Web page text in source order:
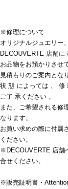
※修理について
オリジナルジュエリー
DECOUVERTE 店舗に
お品物をお預かりさせ
見積もりのご案内とな
状 態 によっては 、 修
ご了 承ください 。
また、ご希望される修
なります。
お買い求めの際に付属
ください。
※DECOUVERTE 店舗
合せください。
※販売証明書・